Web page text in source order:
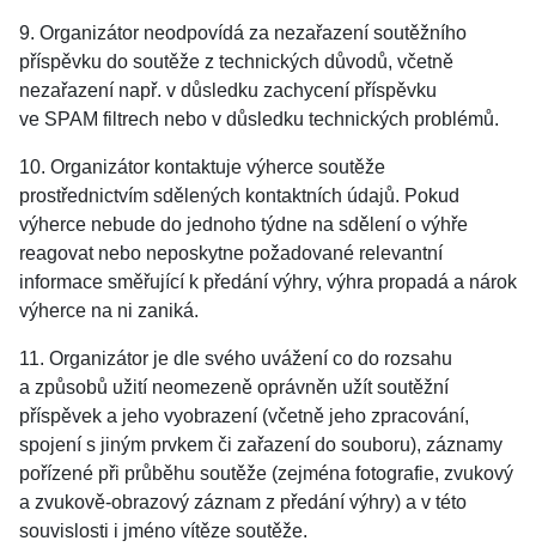
9. Organizátor neodpovídá za nezařazení soutěžního
příspěvku do soutěže z technických důvodů, včetně
nezařazení např. v důsledku zachycení příspěvku
ve SPAM filtrech nebo v důsledku technických problémů.
10. Organizátor kontaktuje výherce soutěže
prostřednictvím sdělených kontaktních údajů. Pokud
výherce nebude do jednoho týdne na sdělení o výhře
reagovat nebo neposkytne požadované relevantní
informace směřující k předání výhry, výhra propadá a nárok
výherce na ni zaniká.
11. Organizátor je dle svého uvážení co do rozsahu
a způsobů užití neomezeně oprávněn užít soutěžní
příspěvek a jeho vyobrazení (včetně jeho zpracování,
spojení s jiným prvkem či zařazení do souboru), záznamy
pořízené při průběhu soutěže (zejména fotografie, zvukový
a zvukově-obrazový záznam z předání výhry) a v této
souvislosti i jméno vítěze soutěže.